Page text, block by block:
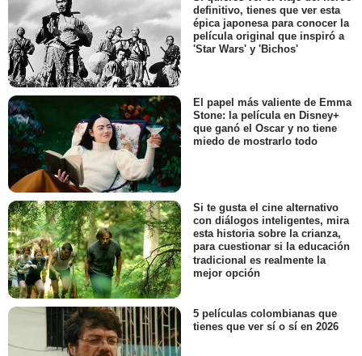
definitivo, tienes que ver esta
épica japonesa para conocer la
película original que inspiró a
'Star Wars' y 'Bichos'
El papel más valiente de Emma
Stone: la película en Disney+
que ganó el Oscar y no tiene
miedo de mostrarlo todo
Si te gusta el cine alternativo
con diálogos inteligentes, mira
esta historia sobre la crianza,
para cuestionar si la educación
tradicional es realmente la
mejor opción
5 películas colombianas que
tienes que ver sí o sí en 2026